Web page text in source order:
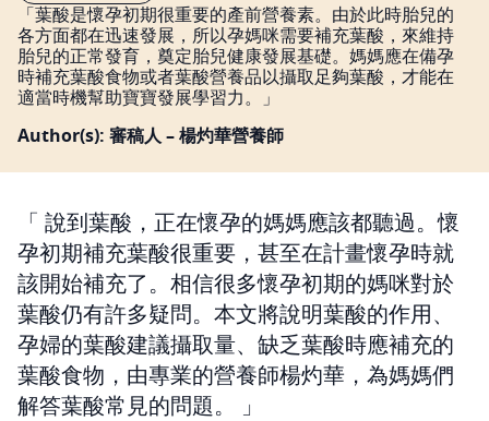
「葉酸是懷孕初期很重要的產前營養素。由於此時胎兒的
各方面都在迅速發展，所以孕媽咪需要補充葉酸，來維持
胎兒的正常發育，奠定胎兒健康發展基礎。媽媽應在備孕
時補充葉酸食物或者葉酸營養品以攝取足夠葉酸，才能在
適當時機幫助寶寶發展學習力。」
Author(s): 審稿人 – 楊灼華營養師
說到葉酸，正在懷孕的媽媽應該都聽過。懷
孕初期補充葉酸很重要，甚至在計畫懷孕時就
該開始補充了。相信很多懷孕初期的媽咪對於
葉酸仍有許多疑問。本文將說明葉酸的作用、
孕婦的葉酸建議攝取量、缺乏葉酸時應補充的
葉酸食物，由專業的營養師楊灼華，為媽媽們
解答葉酸常見的問題。